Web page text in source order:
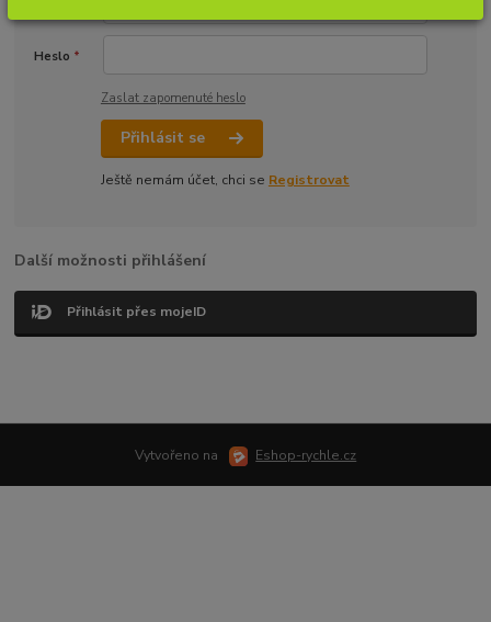
Heslo *
Zaslat zapomenuté heslo
Přihlásit se
Ještě nemám účet, chci se Registrovat
Další možnosti přihlášení
Přihlásit přes mojeID
Vytvořeno na Eshop-rychle.cz